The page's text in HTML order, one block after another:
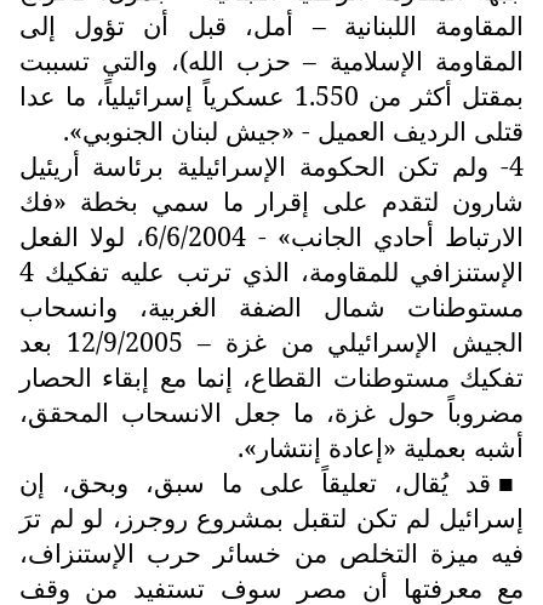
المقاومة اللبنانية – أمل، قبل أن تؤول إلى
المقاومة الإسلامية – حزب الله)، والتي تسببت
بمقتل أكثر من 1.550 عسكرياً إسرائيلياً، ما عدا
قتلى الرديف العميل - «جيش لبنان الجنوبي».
4- ولم تكن الحكومة الإسرائيلية برئاسة أريئيل
شارون لتقدم على إقرار ما سمي بخطة «فك
الارتباط أحادي الجانب» - 6/6/2004، لولا الفعل
الإستنزافي للمقاومة، الذي ترتب عليه تفكيك 4
مستوطنات شمال الضفة الغربية، وانسحاب
الجيش الإسرائيلي من غزة – 12/9/2005 بعد
تفكيك مستوطنات القطاع، إنما مع إبقاء الحصار
مضروباً حول غزة، ما جعل الانسحاب المحقق،
أشبه بعملية «إعادة إنتشار».
■ قد يُقال، تعليقاً على ما سبق، وبحق، إن
إسرائيل لم تكن لتقبل بمشروع روجرز، لو لم ترَ
فيه ميزة التخلص من خسائر حرب الإستنزاف،
مع معرفتها أن مصر سوف تستفيد من وقف